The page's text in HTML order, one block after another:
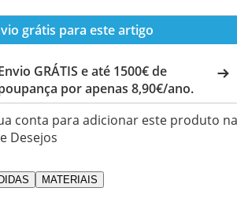
grátis para este artigo
GRÁTIS e até 1500€ de
por apenas 8,90€/ano.
conta para adicionar este produto na
Desejos
MATERIAIS